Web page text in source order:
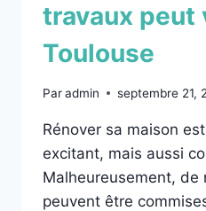
travaux peut
Toulouse
Paradmin septembre 21,
Rénover sa maison
excitant, mais aussi
Malheureusement, de
peuvent être